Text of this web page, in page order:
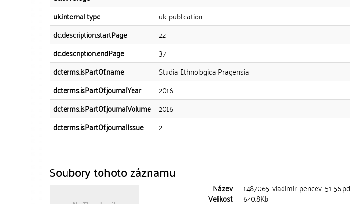
uk.internal-type
uk_publication
dc.description.startPage
22
dc.description.endPage
37
dcterms.isPartOf.name
Studia Ethnologica Pragensia
dcterms.isPartOf.journalYear
2016
dcterms.isPartOf.journalVolume 2016
dcterms.isPartOf.journalIssue
2
Soubory tohoto záznamu
Název: 1487065_vladimir_pencev_51-
Velikost: 640.8Kb